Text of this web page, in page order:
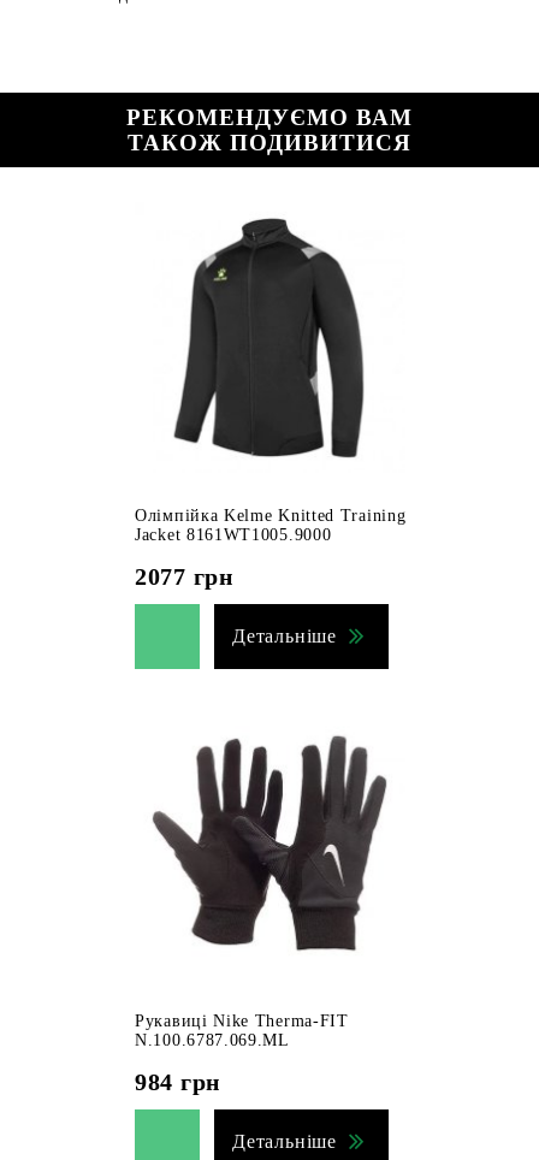
РЕКОМЕНДУЄМО ВАМ
ТАКОЖ ПОДИВИТИСЯ
Олімпійка Kelme Knitted Training
Jacket 8161WT1005.9000
2077 грн
Детальніше
Рукавиці Nike Therma-FIT
N.100.6787.069.ML
984 грн
Детальніше